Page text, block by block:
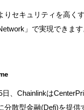
りセキュリティを高く
」で実現できます
日、Chainlinkは
分散型金融(Defi)を提供